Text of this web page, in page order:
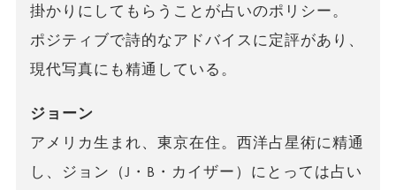
掛かりにしてもらうことが占いのポリシー。
ポジティブで詩的なアドバイスに定評があり、
現代写真にも精通している。
ジョーン
アメリカ生まれ、東京在住。西洋占星術に精通
し、ジョン（J・B・カイザー）にとっては占い